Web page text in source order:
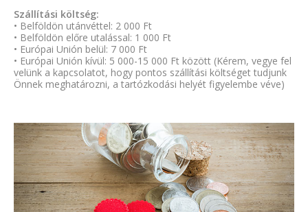
Szállítási költség:
• Belföldön utánvéttel: 2 000 Ft
• Belföldön előre utalással: 1 000 Ft
• Európai Unión belül: 7 000 Ft
• Európai Unión kívül: 5 000-15 000 Ft között (Kérem, vegye fel
velünk a kapcsolatot, hogy pontos szállítási költséget tudjunk
Önnek meghatározni, a tartózkodási helyét figyelembe véve)